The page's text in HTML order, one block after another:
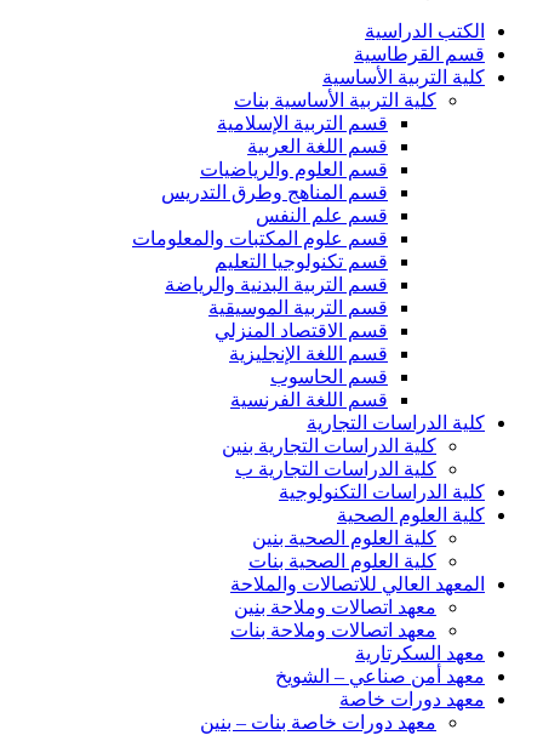
الكتب الدراسية
قسم القرطاسية
كلية التربية الأساسية
كلية التربية الأساسية بنات
قسم التربية الإسلامية
قسم اللغة العربية
قسم العلوم والرياضيات
قسم المناهج وطرق التدريس
قسم علم النفس
قسم علوم المكتبات والمعلومات
قسم تكنولوجيا التعليم
قسم التربية البدنية والرياضة
قسم التربية الموسيقية
قسم الاقتصاد المنزلي
قسم اللغة الإنجليزية
قسم الحاسوب
قسم اللغة الفرنسية
كلية الدراسات التجارية
كلية الدراسات التجارية بنين
كلية الدراسات التجارية ب
كلية الدراسات التكنولوجية
كلية العلوم الصحية
كلية العلوم الصحية بنين
كلية العلوم الصحية بنات
المعهد العالي للاتصالات والملاحة
معهد اتصالات وملاحة بنين
معهد اتصالات وملاحة بنات
معهد السكرتارية
معهد أمن صناعي – الشويخ
معهد دورات خاصة
معهد دورات خاصة بنات – بنين